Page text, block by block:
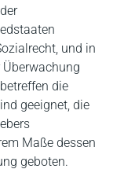
und in
die
geeignet, die
Maße dessen
geboten.